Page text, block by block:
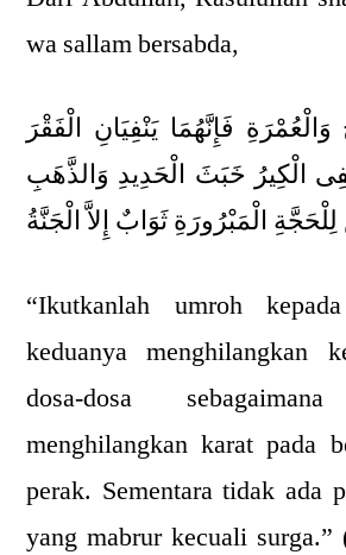
wa sallam bersabda,
وَالْعُمْرَةِ فَإِنَّهُمَا يَنْفِيَانِ الْفَقْرَ
الْكِيرُ خَبَثَ الْحَدِيدِ وَالذَّهَبِ
الْمَبْرُورَةِ ثَوَابٌ إِلاَّ الْجَنَّةُ
“Ikutkanlah umroh
keduanya menghilangkan
dosa-dosa
menghilangkan karat pada
perak. Sementara tidak ada
yang mabrur kecuali